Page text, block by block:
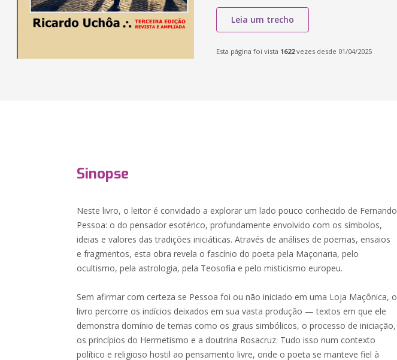
Leia um trecho
Esta página foi vista 1622vezes desde 01/04/2025
Sinopse
Neste livro, o leitor é convidado a explorar um lado pouco conhecido de Fernando
Pessoa: o do pensador esotérico, profundamente envolvido com os símbolos,
ideias e valores das tradições iniciáticas. Através de análises de poemas, ensaios
e fragmentos, esta obra revela o fascínio do poeta pela Maçonaria, pelo
ocultismo, pela astrologia, pela Teosofia e pelo misticismo europeu.
Sem afirmar com certeza se Pessoa foi ou não iniciado em uma Loja Maçônica, o
livro percorre os indícios deixados em sua vasta produção — textos em que ele
demonstra domínio de temas como os graus simbólicos, o processo de iniciação,
os princípios do Hermetismo e a doutrina Rosacruz. Tudo isso num contexto
político e religioso hostil ao pensamento livre, onde o poeta se manteve fiel à